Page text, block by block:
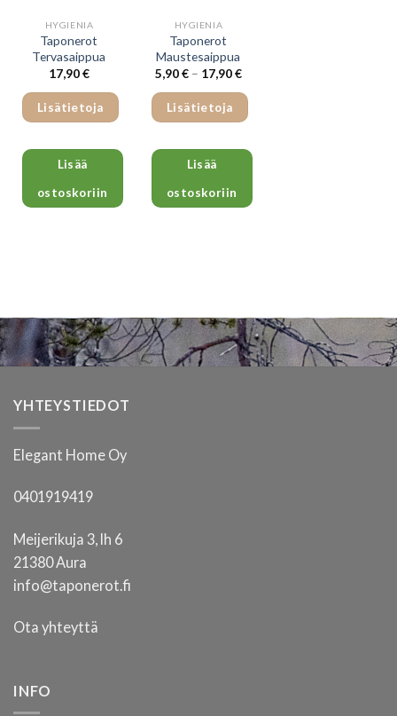
HYGIENIA
Taponerot
Tervasaippua
17,90€
Lisätietoja
Lisää
ostoskoriin
HYGIENIA
Taponerot
Maustesaippua
5,90€ – 17,90€Hintaluokka:
-
Lisätietoja
Lisää
ostoskoriin
Voit
tehdä
valinnat
YHTEYSTIEDOT
Elegant Home Oy
0401919419
Meijerikuja 3, lh 6
21380 Aura
info@taponerot.fi
Ota yhteyttä
INFO